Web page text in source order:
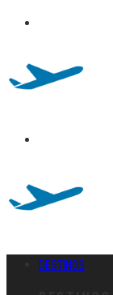
DESTINOS